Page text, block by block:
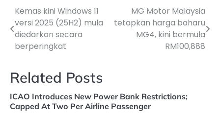
Post
navigation
Kemas kini Windows 11
versi 2025 (25H2) mula
diedarkan secara
berperingkat
MG Motor Malaysia
tetapkan harga baharu
MG4, kini bermula
RM100,888
Related Posts
ICAO Introduces New Power Bank Restrictions;
Capped At Two Per Airline Passenger